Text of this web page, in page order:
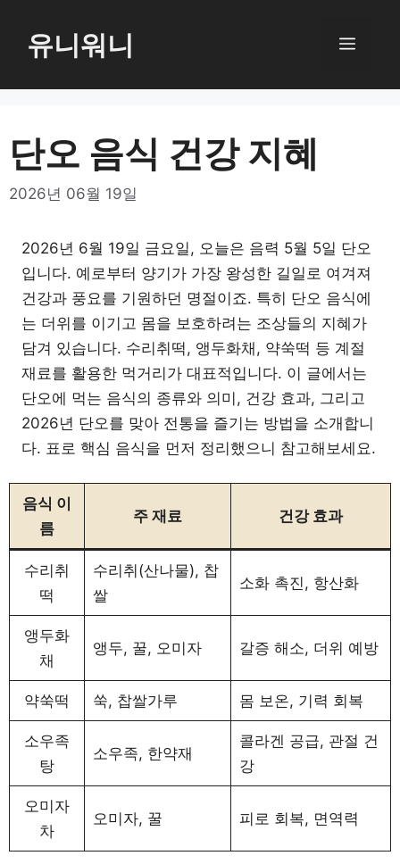
로
너
뛰
기
유니워니 메
단오 음식 건강 지혜
2026년 06월 19일
2026년 6월 19일 금요일, 오늘은 음력 5월 5일 단오
입니다. 예로부터 양기가 가장 왕성한 길일로 여겨져
건강과 풍요를 기원하던 명절이죠. 특히 단오 음식에
는 더위를 이기고 몸을 보호하려는 조상들의 지혜가
담겨 있습니다. 수리취떡, 앵두화채, 약쑥떡 등 계절
재료를 활용한 먹거리가 대표적입니다. 이 글에서는
단오에 먹는 음식의 종류와 의미, 건강 효과, 그리고
2026년 단오를 맞아 전통을 즐기는 방법을 소개합니
다. 표로 핵심 음식을 먼저 정리했으니 참고해보세요.
음식 이
름
주 재료 건강 효과
수리취
떡
수리취(산나물), 찹
쌀
소화 촉진, 항산화
앵두화
채
앵두, 꿀, 오미자 갈증 해소, 더위 예방
약쑥떡 쑥, 찹쌀가루 몸 보온, 기력 회복
소우족
탕
소우족, 한약재
콜라겐 공급, 관절 건
강
오미자
차
오미자, 꿀 피로 회복, 면역력